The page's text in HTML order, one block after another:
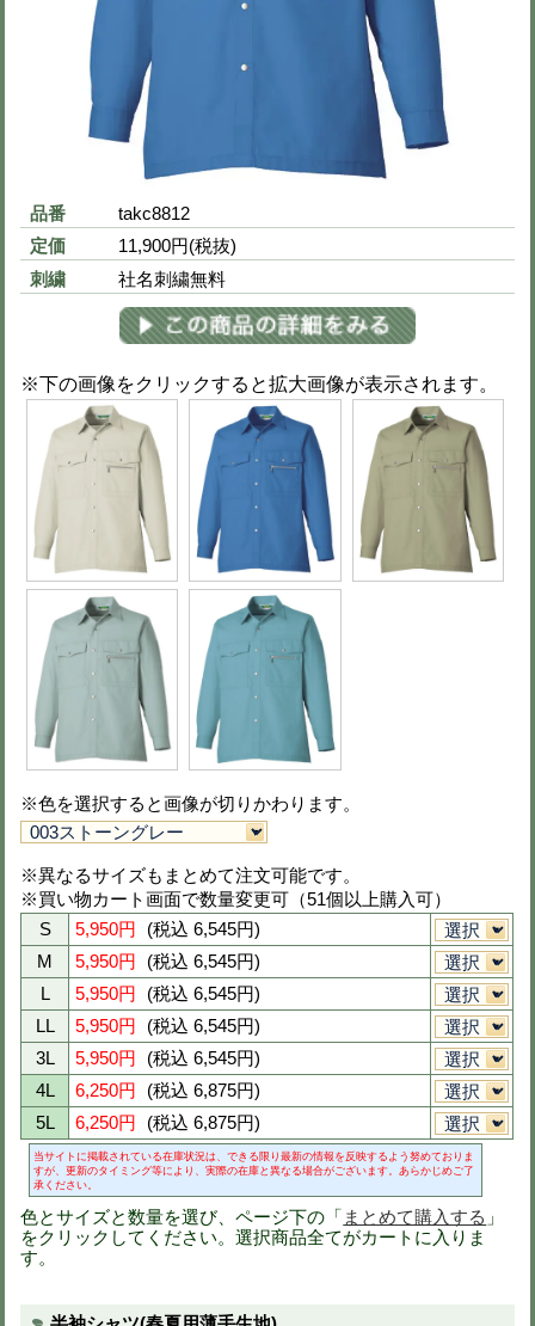
※色を選択すると画像が切りかわりま
※異なるサイズもまとめて注文可能で
※買い物カート画面で数量変更可（51
S
6,600円 (税込 7,260円)
6,600円 (税込 7,260円)
6,600円 (税込 7,260円)
LL 6,600円 (税込 7,260円)
3L
6,600円 (税込 7,260円)
4L
6,900円 (税込 7,590円)
5L
6,900円 (税込 7,590円)
当サイトに掲載されている在庫状況は、できる限り最新の情
すが、更新のタイミング等により、実際の在庫と異なる場合
承ください。
色とサイズと数量を選び、ページ下の
をクリックしてください。選択商品全
す。
春夏用半袖ブルゾン